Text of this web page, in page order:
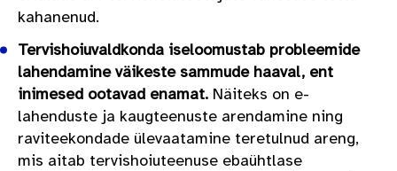
kahanenud.
Tervishoiuvaldkonda iseloomustab probleemide
lahendamine väikeste sammude haaval, ent
inimesed ootavad enamat. Näiteks on e-
lahenduste ja kaugteenuste arendamine ning
raviteekondade ülevaatamine teretulnud areng,
mis aitab tervishoiuteenuse ebaühtlase